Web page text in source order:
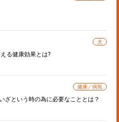
犬
る健康効果とは?
健康／病気
ざという時の為に必要なこととは？